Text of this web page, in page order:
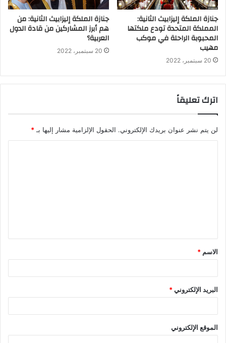
جنازة الملكة إليزابيث الثانية:
المملكة المتحدة تودع ملكتها
المحبوبة الراحلة في موكب
مهيب
20 سبتمبر، 2022
جنازة الملكة إليزابيث الثانية: من
هم أبرز المشاركين من قادة الدول
العربية؟
20 سبتمبر، 2022
اترك تعليقاً
لن يتم نشر عنوان بريدك الإلكتروني. الحقول الإلزامية مشار إليها بـ *
الاسم *
البريد الإلكتروني*
الموقع الإلكتروني